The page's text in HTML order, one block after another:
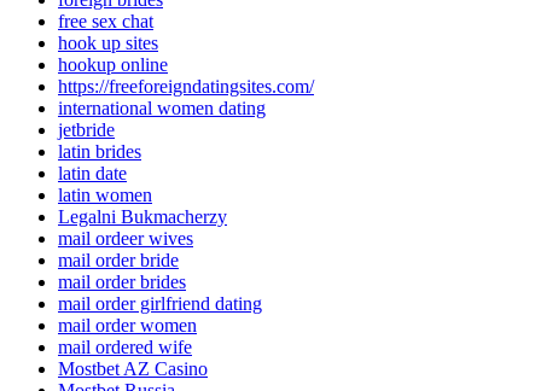
free sex chat
hook up sites
hookup online
https://freeforeigndatingsites.com/
international women dating
jetbride
latin brides
latin date
latin women
Legalni Bukmacherzy
mail ordeer wives
mail order bride
mail order brides
mail order girlfriend dating
mail order women
mail ordered wife
Mostbet AZ Casino